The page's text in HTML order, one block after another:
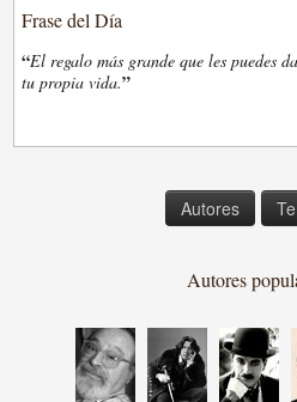
Frase del Día
“El regalo más grande que les puedes
tu propia vida.”
Autores
Autores